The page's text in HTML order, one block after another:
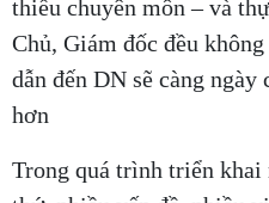
thiếu chuyên môn – và
Chủ, Giám đốc đều
dẫn đến DN sẽ càng
hơn
Trong quá trình triển khai